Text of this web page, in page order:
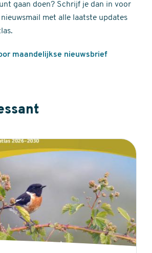
gaan doen? Schrijf je dan in voor
met alle laatste updates
maandelijkse nieuwsbrief